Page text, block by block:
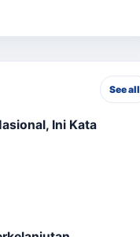
See all
Ini Kata